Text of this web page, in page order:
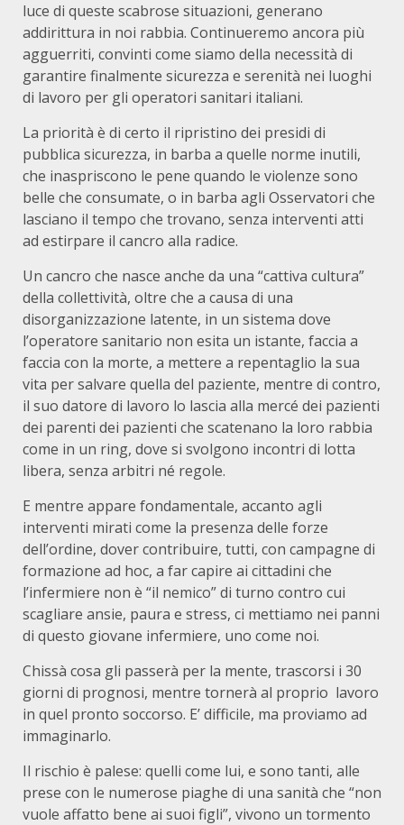
luce di queste scabrose situazioni, generano
addirittura in noi rabbia. Continueremo ancora più
agguerriti, convinti come siamo della necessità di
garantire finalmente sicurezza e serenità nei luoghi
di lavoro per gli operatori sanitari italiani.
La priorità è di certo il ripristino dei presidi di
pubblica sicurezza, in barba a quelle norme inutili,
che inaspriscono le pene quando le violenze sono
belle che consumate, o in barba agli Osservatori che
lasciano il tempo che trovano, senza interventi atti
ad estirpare il cancro alla radice.
Un cancro che nasce anche da una “cattiva cultura”
della collettività, oltre che a causa di una
disorganizzazione latente, in un sistema dove
l’operatore sanitario non esita un istante, faccia a
faccia con la morte, a mettere a repentaglio la sua
vita per salvare quella del paziente, mentre di contro,
il suo datore di lavoro lo lascia alla mercé dei pazienti
dei parenti dei pazienti che scatenano la loro rabbia
come in un ring, dove si svolgono incontri di lotta
libera, senza arbitri né regole.
E mentre appare fondamentale, accanto agli
interventi mirati come la presenza delle forze
dell’ordine, dover contribuire, tutti, con campagne di
formazione ad hoc, a far capire ai cittadini che
l’infermiere non è “il nemico” di turno contro cui
scagliare ansie, paura e stress, ci mettiamo nei panni
di questo giovane infermiere, uno come noi.
Chissà cosa gli passerà per la mente, trascorsi i 30
giorni di prognosi, mentre tornerà al proprio lavoro
in quel pronto soccorso. E’ difficile, ma proviamo ad
immaginarlo.
Il rischio è palese: quelli come lui, e sono tanti, alle
prese con le numerose piaghe di una sanità che “non
vuole affatto bene ai suoi figli”, vivono un tormento